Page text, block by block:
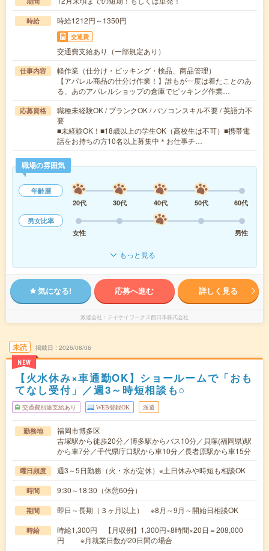
時給 時給1212円～1350円
交通費
交通費支給あり（一部規定あり）
仕事内容
軽作業（仕分け・ピッキング・検品、商品管理）
【アパレル商品の仕分け作業！】誰もが一度は着たことのあ
る、あのアパレルショップの倉庫でピッキング作業…
応募資格
職種未経験OK / ブランクOK / パソコンスキル不要 / 英語力不
要
■未経験OK！■18歳以上の学生OK（高校生は不可）■携帯電
話をお持ちの方10名以上募集中＊お仕事チ…
職場の雰囲気
年齢層
20代
30代 40代 50代
60代
男女比率
女性
男性
もっと見る
気になる! 応募へ進む 詳しく見る
派遣会社 テイケイワークス西日本株式会社
未読
NEW
掲載日 2026/08/06
【火水休み×車通勤OK】ショールームで「おも
てなし受付」／週3～時短相談も○
交通費別途支給あり WEB登録OK 派遣
勤務地
福岡市博多区
吉塚駅から徒歩20分／博多駅からバス10分／貝塚(福岡県)駅
から車7分／千代県庁口駅から車10分／長者原駅から車15分
曜日頻度 週3～5日勤務（火・水が定休）※土日休みや時短も相談OK
時間 9:30～18:30（休憩60分）
期間 即日～長期（３ヶ月以上） ※8月～9月～開始日相談OK
時給
時給1,300円 【月収例】1,300円×8時間×20日＝208,000
円 ※月就業日数が20日間の場合